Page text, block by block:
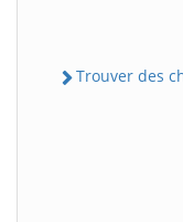
Trouver des